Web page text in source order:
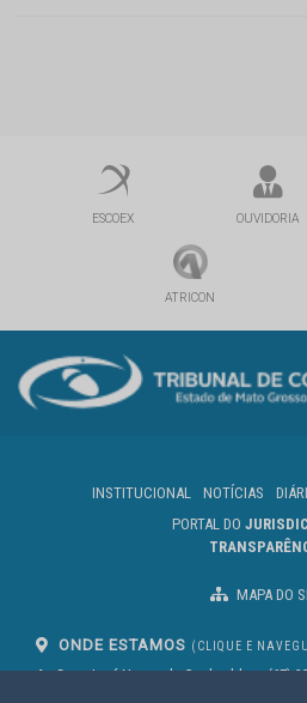
ESCOEX OUVIDORIA
ATRICON
INSTITUCIONAL NOTÍCIAS
PORTAL DO
MAPA DO
ONDE ESTAMOS (CLIQUE E
Av. Des. José Nunes da Cunha, bloco(67)